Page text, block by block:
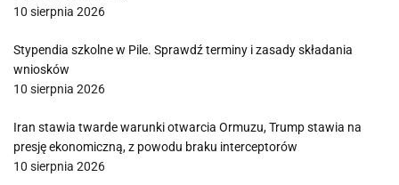
10 sierpnia 2026
Stypendia szkolne w Pile. Sprawdź terminy i zasady składania
wniosków
10 sierpnia 2026
Iran stawia twarde warunki otwarcia Ormuzu, Trump stawia na
presję ekonomiczną, z powodu braku interceptorów
10 sierpnia 2026